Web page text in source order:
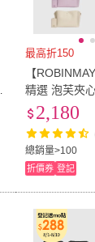
最高折150
【
精選 泡芙夾
隔層/大容量
總銷量>100
2,180
折價券 登記